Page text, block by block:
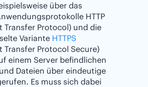
über das
HTTP
Transfer Protocol) und die
Variante HTTPS
Transfer Protocol Secure)
einem Server befindlichen
Dateien über eindeutige
Es muss sich dabei